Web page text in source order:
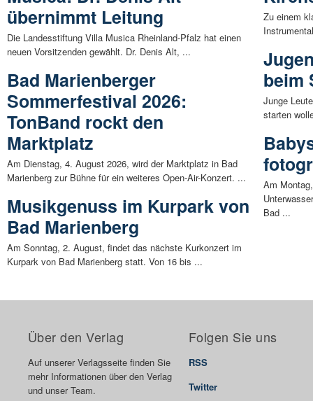
übernimmt Leitung
Die Landesstiftung Villa Musica Rheinland-Pfalz hat einen
neuen Vorsitzenden gewählt. Dr. Denis Alt, ...
Bad Marienberger
Sommerfestival 2026:
TonBand rockt den
Marktplatz
Am Dienstag, 4. August 2026, wird der Marktplatz in Bad
Marienberg zur Bühne für ein weiteres Open-Air-Konzert. ...
Musikgenuss im Kurpark von
Bad Marienberg
Am Sonntag, 2. August, findet das nächste Kurkonzert im
Kurpark von Bad Marienberg statt. Von 16 bis ...
Zu einem
beim
Junge
starten
Am
Bad ...
Über den Verlag
Auf unserer Verlagsseite finden Sie
mehr Informationen über den Verlag
und unser Team.
Folgen Sie uns
RSS
Twitter